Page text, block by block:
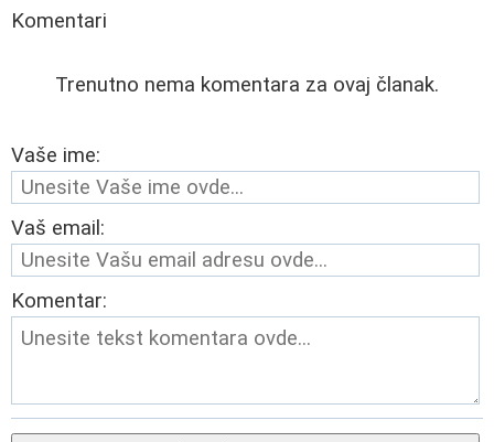
Komentari
Trenutno nema komentara za ovaj članak.
Vaše ime:
Vaš email:
Komentar: